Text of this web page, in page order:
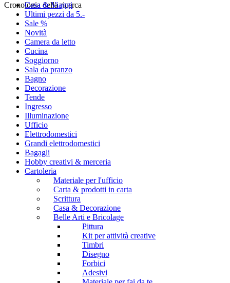
Cronologia della ricerca
Casa & Viaggi
Ultimi pezzi da 5.-
Sale %
Novità
Camera da letto
Cucina
Soggiorno
Sala da pranzo
Bagno
Decorazione
Tende
Ingresso
Illuminazione
Ufficio
Elettrodomestici
Grandi elettrodomestici
Bagagli
Hobby creativi & merceria
Cartoleria
Materiale per l'ufficio
Carta & prodotti in carta
Scrittura
Casa & Decorazione
Belle Arti e Bricolage
Pittura
Kit per attività creative
Timbri
Disegno
Forbici
Adesivi